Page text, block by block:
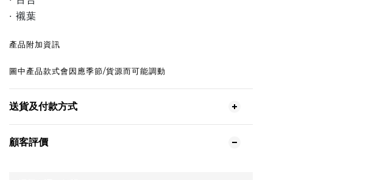
· 襯葉
產品附加資訊
圖中產品款式會因應季節/貨源而可能調動
送貨及付款方式
顧客評價